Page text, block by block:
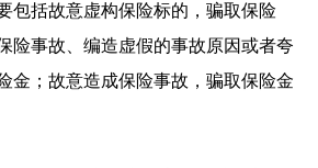
包括故意虚构保险标的，骗取保险
险事故、编造虚假的事故原因或者夸
金；故意造成保险事故，骗取保险金